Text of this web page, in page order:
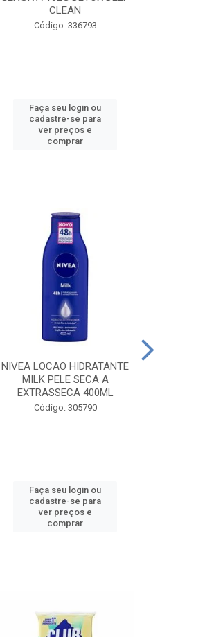
CLEAN
Código: 336793
Faça seu login ou
cadastre-se para
ver preços e
comprar
NIVEA LOCAO HIDRATANTE
MILK PELE SECA A
EXTRASSECA 400ML
Código: 305790
Faça seu login ou
cadastre-se para
ver preços e
comprar